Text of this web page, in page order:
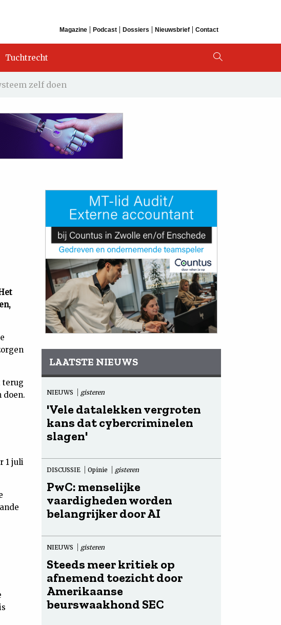
Magazine Podcast Dossiers Nieuwsbrief Contact
Tuchtrecht
zelf doen
terug
doen.
1 juli
LAATSTE NIEUWS
NIEUWS gisteren
'Vele datalekken vergroten
kans dat cybercriminelen
slagen'
DISCUSSIE Opinie gisteren
PwC: menselijke
vaardigheden worden
belangrijker door AI
NIEUWS gisteren
Steeds meer kritiek op
afnemend toezicht door
Amerikaanse
beurswaakhond SEC